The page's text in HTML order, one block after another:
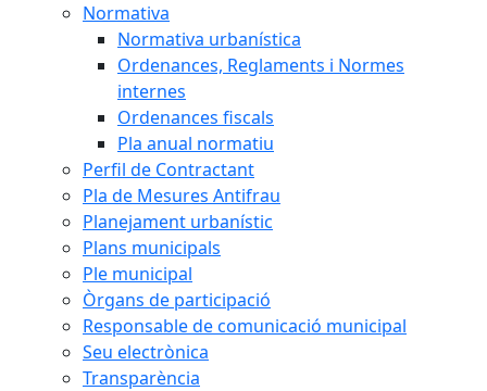
Normativa
Normativa urbanística
Ordenances, Reglaments i Normes
internes
Ordenances fiscals
Pla anual normatiu
Perfil de Contractant
Pla de Mesures Antifrau
Planejament urbanístic
Plans municipals
Ple municipal
Òrgans de participació
Responsable de comunicació municipal
Seu electrònica
Transparència